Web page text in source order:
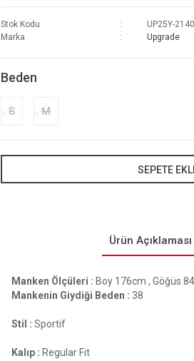
Stok Kodu
UP25Y-
Marka
Upgrade
Beden
S M
SEPETE
Ürün Açıklaması
Manken Ölçüleri : Boy 176cm , Göğüs
Mankenin Giydiği Beden : 38
Stil : Sportif
Kalıp : Regular Fit